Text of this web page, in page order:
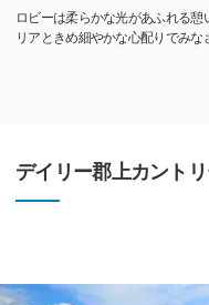
ロビーは柔らかな光があふれる
リアときめ細やかな心配りでみな
デイリー郡上カント